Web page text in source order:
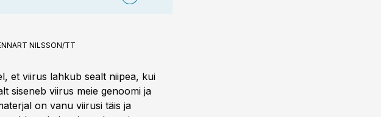
NILSSON/TT
et viirus lahkub sealt niipea, kui
siseneb viirus meie genoomi ja
on vanu viirusi täis ja